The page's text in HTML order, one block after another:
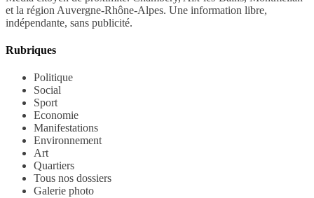
et la région Auvergne-Rhône-Alpes. Une information libre,
indépendante, sans publicité.
Rubriques
Politique
Social
Sport
Economie
Manifestations
Environnement
Art
Quartiers
Tous nos dossiers
Galerie photo